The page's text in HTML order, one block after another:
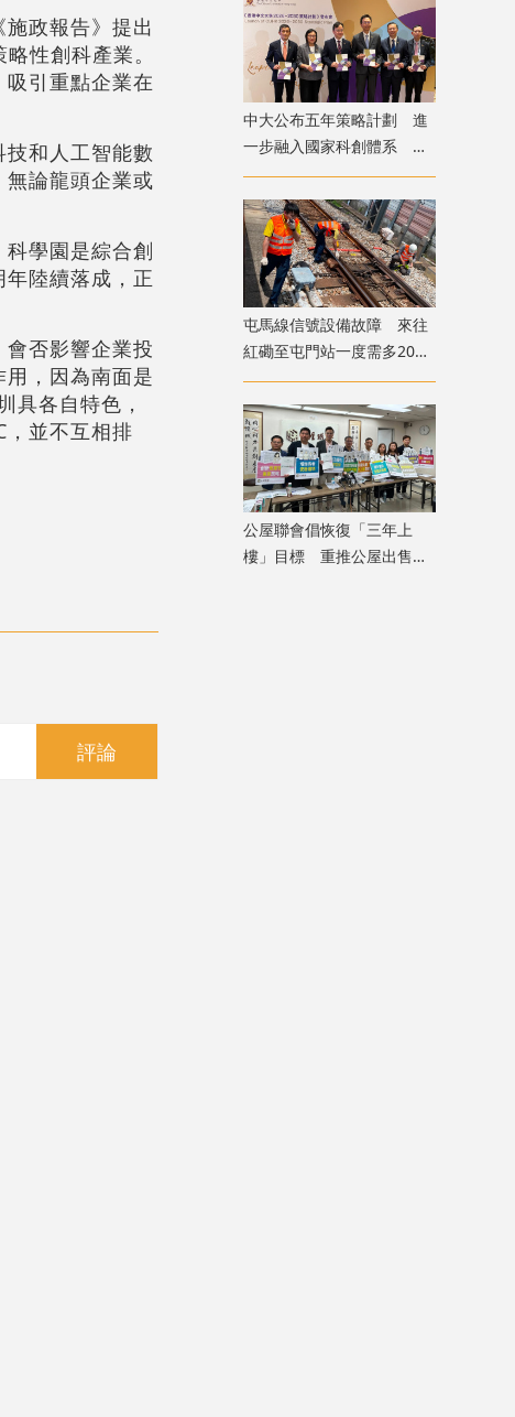
政報告》提出
性創科產業。
引重點企業在
和人工智能數
論龍頭企業或
學園是綜合創
陸續落成，正
否影響企業投
，因為南面是
具各自特色，
並不互相排
評論
中大公布五年策略計劃 進
一步融入國家科創體系 將
設研究生書院
屯馬線信號設備故障 來往
紅磡至屯門站一度需多20至
25分鐘
公屋聯會倡恢復「三年上
樓」目標 重推公屋出售計